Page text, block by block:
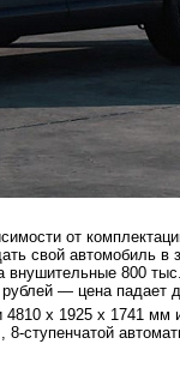
от
свой автомобиль в
800
— цена падает
х 1925 х 1741 мм